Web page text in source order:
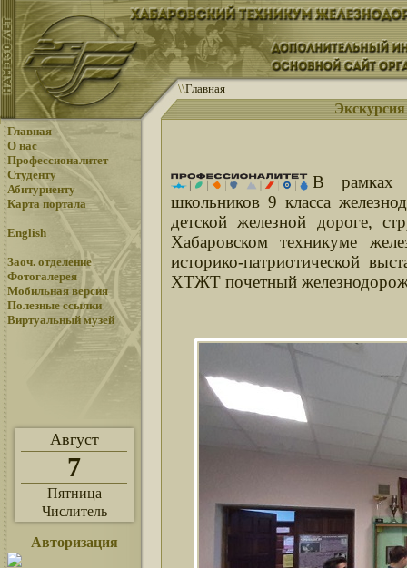
\\Главная
Главная
О нас
Профессионалитет
Студенту
Абитуриенту
Карта портала
English
Заоч. отделение
Фотогалерея
Мобильная версия
Полезные ссылки
Виртуальный музей
Август
7
Пятница
Числитель
Авторизация
В рамках
школьников 9 класса
детской железной дороге,
Хабаровском техникуме
историко-патриотической
ХТЖТ почетный